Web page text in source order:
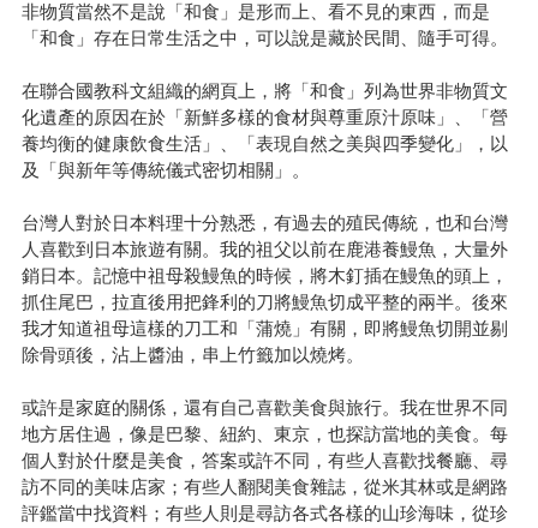
非物質當然不是說「和食」是形而上、看不見的東西，而是
「和食」存在日常生活之中，可以說是藏於民間、隨手可得。
在聯合國教科文組織的網頁上，將「和食」列為世界非物質文
化遺產的原因在於「新鮮多樣的食材與尊重原汁原味」、「營
養均衡的健康飲食生活」、「表現自然之美與四季變化」，以
及「與新年等傳統儀式密切相關」。
台灣人對於日本料理十分熟悉，有過去的殖民傳統，也和台灣
人喜歡到日本旅遊有關。我的祖父以前在鹿港養鰻魚，大量外
銷日本。記憶中祖母殺鰻魚的時候，將木釘插在鰻魚的頭上，
抓住尾巴，拉直後用把鋒利的刀將鰻魚切成平整的兩半。後來
我才知道祖母這樣的刀工和「蒲燒」有關，即將鰻魚切開並剔
除骨頭後，沾上醬油，串上竹籤加以燒烤。
或許是家庭的關係，還有自己喜歡美食與旅行。我在世界不同
地方居住過，像是巴黎、紐約、東京，也探訪當地的美食。每
個人對於什麼是美食，答案或許不同，有些人喜歡找餐廳、尋
訪不同的美味店家；有些人翻閱美食雜誌，從米其林或是網路
評鑑當中找資料；有些人則是尋訪各式各樣的山珍海味，從珍